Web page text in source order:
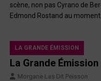
scène, non pas Cyrano de
Edmond Rostand au moment
LA GRANDE ÉMISSION
La Grande
Morgane Las Dit Peisson